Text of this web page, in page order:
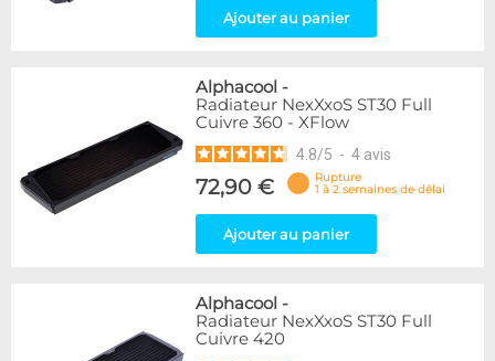
Ajouter au panier
Alphacool -
Radiateur NexXxoS ST30 Full
Cuivre 360 - XFlow
4.8/5 - 4 avis
72,90 €
Rupture
1 à 2 semaines de délai
Ajouter au panier
Alphacool -
Radiateur NexXxoS ST30 Full
Cuivre 420